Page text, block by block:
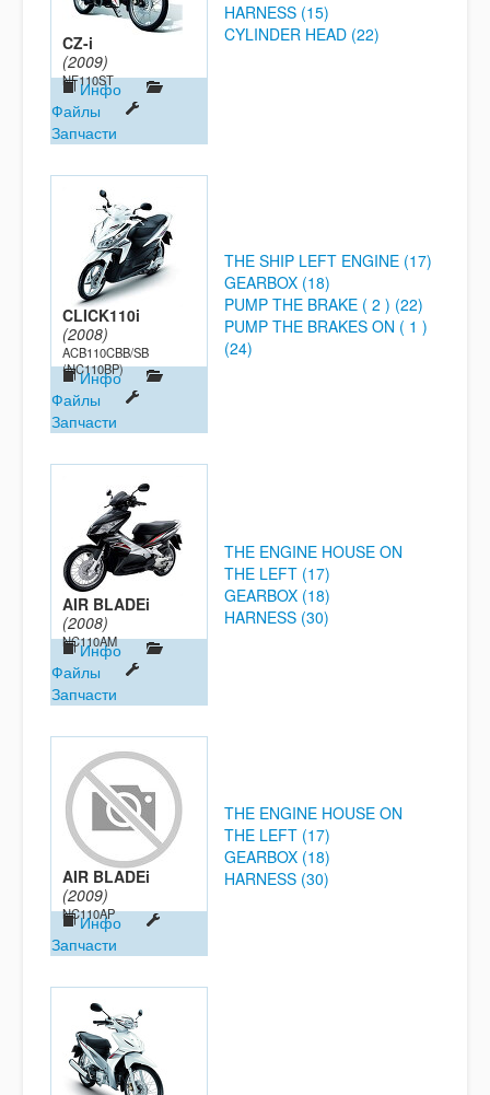
CZ-i
(2009)
NF110ST
Инфо
Файлы
Запчасти
HARNESS (15)
CYLINDER HEAD (22)
CLICK110i
(2008)
ACB110CBB/SB
(NC110BP)
Инфо
Файлы
Запчасти
THE SHIP LEFT ENGINE (17)
GEARBOX (18)
PUMP THE BRAKE ( 2 ) (22)
PUMP THE BRAKES ON ( 1 )
(24)
AIR BLADEi
(2008)
NC110AM
Инфо
Файлы
Запчасти
THE ENGINE HOUSE ON
THE LEFT (17)
GEARBOX (18)
HARNESS (30)
AIR BLADEi
(2009)
NC110AP
Инфо
Запчасти
THE ENGINE HOUSE ON
THE LEFT (17)
GEARBOX (18)
HARNESS (30)